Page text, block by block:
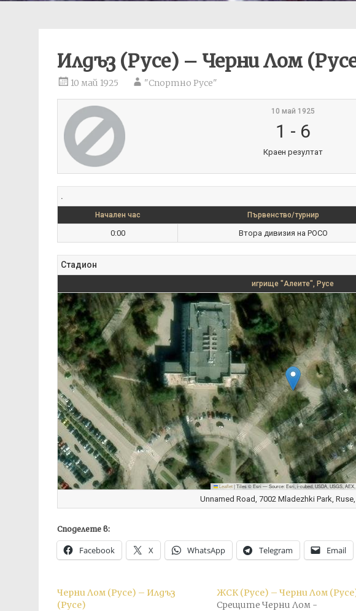
Илдъз (Русе) – Черни Лом
10 май 1925 "Спортно Русе"
10 май 1925
1 - 6
Краен резултат
.
Начален час Първенство/турнир
0:00 Втора дивизия на РОСО
Стадион
игрище "Алеите", Русе
Leaflet|Tiles © Esri — Source: Esri, i-cubed, USDA, USGS, AEX,
Unnamed Road, 7002 Mladezhki Park,
Споделете в:
Facebook X WhatsApp Telegram Email
Черни Лом (Русе) – Илдъз
(Русе)
ЖСК (Русе) – Черни Лом
Срещите Черни Лом -